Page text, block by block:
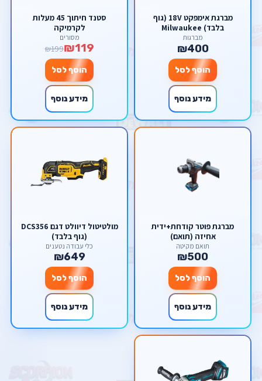
מברגת אימפקט 18V (גוף
בלבד) Milwaukee
מברגות
₪400
הוסף לסל
מידע נוסף
סטנד חיתוך 45 מעלות
לקרמיקה
מסורים
₪119
₪199
הוסף לסל
מידע נוסף
מברגת פוטר קודחת+ידית
אחיזה (תואם)
תואם מקיטה
₪500
הוסף לסל
מידע נוסף
מולטיטול דיוולט דגם DCS356
(גוף בלבד)
כלי עבודה נטענים
₪649
הוסף לסל
מידע נוסף